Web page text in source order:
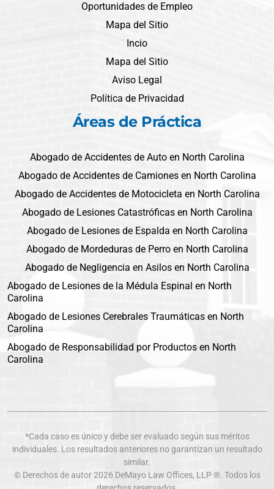
Oportunidades de Empleo
Mapa del Sitio
Incio
Mapa del Sitio
Aviso Legal
Política de Privacidad
Áreas de Práctica
Abogado de Accidentes de Auto en North Carolina
Abogado de Accidentes de Camiones en North Carolina
Abogado de Accidentes de Motocicleta en North Carolina
Abogado de Lesiones Catastróficas en North Carolina
Abogado de Lesiones de Espalda en North Carolina
Abogado de Mordeduras de Perro en North Carolina
Abogado de Negligencia en Asilos en North Carolina
Abogado de Lesiones de la Médula Espinal en North
Carolina
Abogado de Lesiones Cerebrales Traumáticas en North
Carolina
Abogado de Responsabilidad por Productos en North
Carolina
*Cada caso es único y debe ser evaluado según sus méritos
individuales. Los resultados anteriores no garantizan un resultado
similar.
© Derechos de autor 2026 DeMayo Law Offices, LLP ®. Todos los